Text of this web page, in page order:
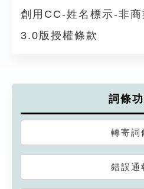
創用CC-姓名標示-非
3.0版授權條款
詞條
轉寄詞
錯誤通